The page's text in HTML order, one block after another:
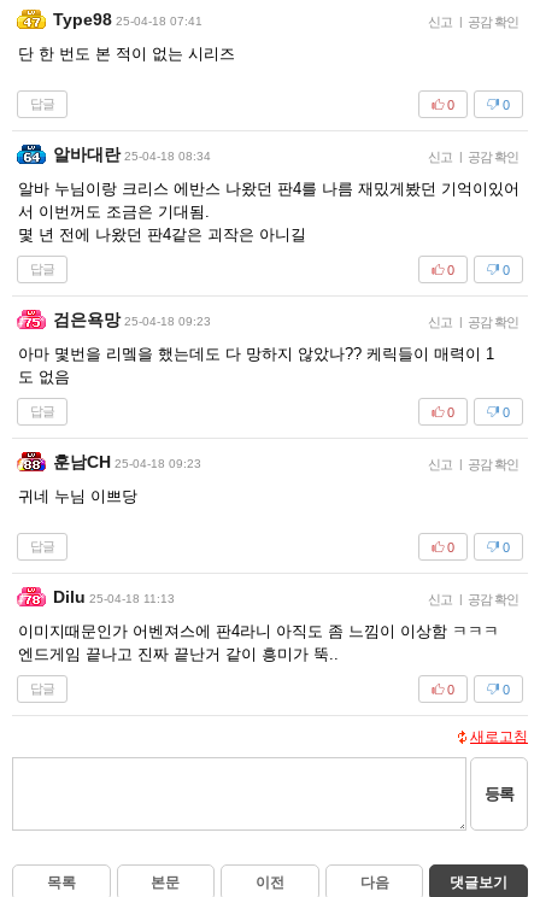
Type98 25-04-18 07:41 신고 공감 확인
단 한 번도 본 적이 없는 시리즈
답글 0
0
알바대란 25-04-18 08:34 신고 공감 확인
알바 누님이랑 크리스 에반스 나왔던 판4를 나름 재밌게봤던 기억이있어
서 이번꺼도 조금은 기대됨.
몇 년 전에 나왔던 판4같은 괴작은 아니길
답글 0
0
검은욕망 25-04-18 09:23 신고 공감 확인
아마 몇번을 리멬을 했는데도 다 망하지 않았나?? 케릭들이 매력이 1
도 없음
답글 0
0
훈남CH 25-04-18 09:23 신고 공감 확인
귀네 누님 이쁘당
답글 0
0
Dilu 25-04-18 11:13 신고 공감 확인
이미지때문인가 어벤져스에 판4라니 아직도 좀 느낌이 이상함 ㅋㅋㅋ
엔드게임 끝나고 진짜 끝난거 같이 흥미가 뚝..
답글 0
0
새로고침
등록
목록 본문 이전 다음 댓글보기